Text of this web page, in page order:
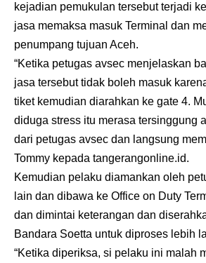
kejadian pemukulan tersebut terjadi
jasa memaksa masuk Terminal dan
penumpang tujuan Aceh.
“Ketika petugas avsec menjelaskan
jasa tersebut tidak boleh masuk
tiket kemudian diarahkan ke gate 4.
diduga stress itu merasa tersinggung
dari petugas avsec dan langsung
Tommy kepada tangerangonline.id.
Kemudian pelaku diamankan oleh
lain dan dibawa ke Office on Duty
dan dimintai keterangan dan
Bandara Soetta untuk diproses lebih
“Ketika diperiksa, si pelaku ini malah